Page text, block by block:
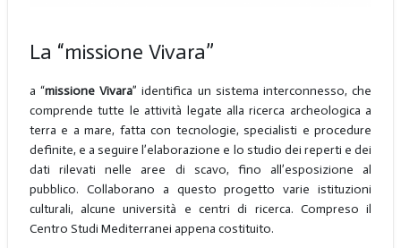
La “missione Vivara”
a “missione Vivara” identifica un sistema interconnesso, che
comprende tutte le attività legate alla ricerca archeologica a
terra e a mare, fatta con tecnologie, specialisti e procedure
definite, e a seguire l’elaborazione e lo studio dei reperti e dei
dati rilevati nelle aree di scavo, fino all’esposizione al
pubblico. Collaborano a questo progetto varie istituzioni
culturali, alcune università e centri di ricerca. Compreso il
Centro Studi Mediterranei appena costituito.